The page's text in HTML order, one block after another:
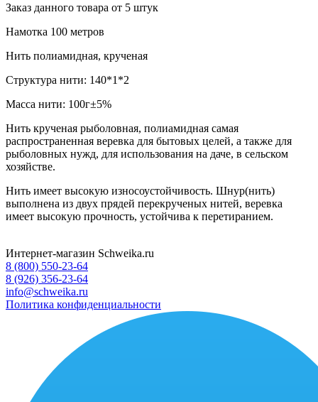
Заказ данного товара от 5 штук
Намотка 100 метров
Нить полиамидная, крученая
Структура нити: 140*1*2
Масса нити: 100г±5%
Нить крученая рыболовная, полиамидная самая
распространенная веревка для бытовых целей, а также для
рыболовных нужд, для использования на даче, в сельском
хозяйстве.
Нить имеет высокую износоустойчивость. Шнур(нить)
выполнена из двух прядей перекрученых нитей, веревка
имеет высокую прочность, устойчива к перетиранием.
Интернет-магазин Schweika.ru
8 (800) 550-23-64
8 (926) 356-23-64
info@schweika.ru
Политика конфиденциальности